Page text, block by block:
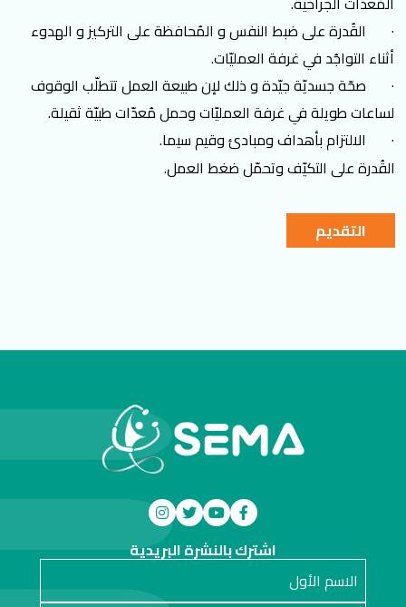
· القُدرة على ضبط النفس و المُحافظة على التركيز و الهدوء
أثناء التواجُد في غرفة العمليّات.
· صحّة جسديّة جيّدة و ذلك لإن طبيعة العمل تتطلّب الوقوف
لساعات طويلة في غرفة العمليّات وحمل مُعدّات طبيّة ثقيلة.
· الالتزام بأهداف ومبادئ وقيم سيما.
القُدرة على التكيّف وتحمّل ضغط العمل.
التقديم
اشترك بالنشرة البريدية